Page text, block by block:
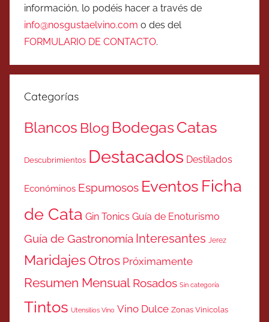
información, lo podéis hacer a través de
info@nosgustaelvino.com o des del
FORMULARIO DE CONTACTO.
Categorías
Blancos Blog BodegasCatas
Descubrimientos Destacados Destilados
Económinos Espumosos Eventos Ficha
de Cata Gin Tonics Guía de Enoturismo
Guía de Gastronomía Interesantes Jerez
MaridajesOtros Próximamente
Resumen Mensual Rosados Sin categoría
Tintos Utensilios Vino Vino Dulce Zonas Vinicolas